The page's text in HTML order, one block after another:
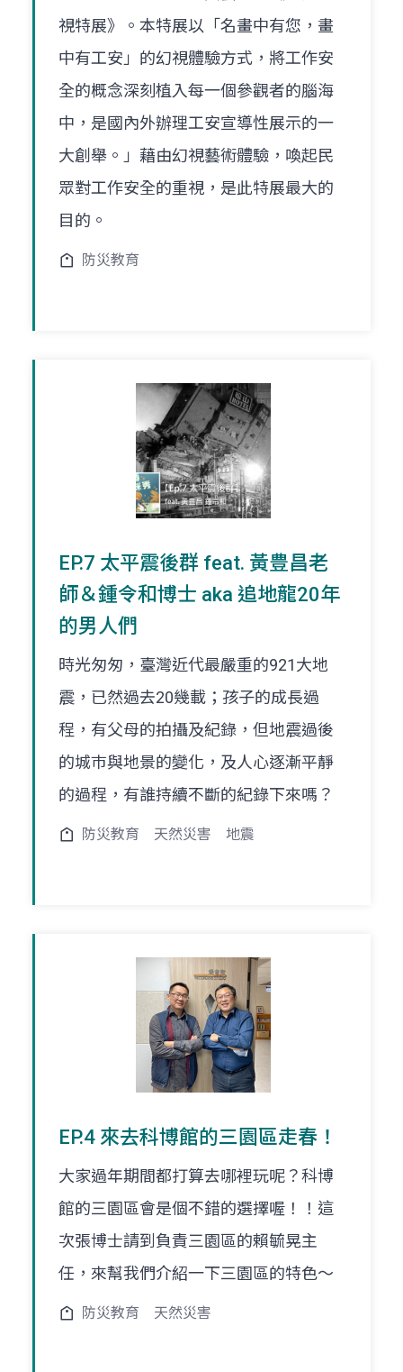
視特展》。本特展以「名畫中有您，畫
中有工安」的幻視體驗方式，將工作安
全的概念深刻植入每一個參觀者的腦海
中，是國內外辦理工安宣導性展示的一
大創舉。」藉由幻視藝術體驗，喚起民
眾對工作安全的重視，是此特展最大的
目的。
防災教育
EP.7 太平震後群 feat. 黃豊昌老
師＆鍾令和博士 aka 追地龍20年
的男人們
時光匆匆，臺灣近代最嚴重的921大地
震，已然過去20幾載；孩子的成長過
程，有父母的拍攝及紀錄，但地震過後
的城巿與地景的變化，及人心逐漸平靜
的過程，有誰持續不斷的紀錄下來嗎？
防災教育 天然災害 地震
EP.4 來去科博館的三園區走春！
大家過年期間都打算去哪裡玩呢？科博
館的三園區會是個不錯的選擇喔！！這
次張博士請到負責三園區的賴毓晃主
任，來幫我們介紹一下三園區的特色～
防災教育 天然災害